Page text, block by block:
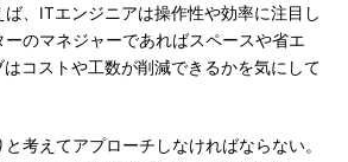
、ITエンジニアは操作性や効率に注目し
のマネジャーであればスペースや省エ
コストや工数が削減できるかを気にして
考えてアプローチしなければならない。